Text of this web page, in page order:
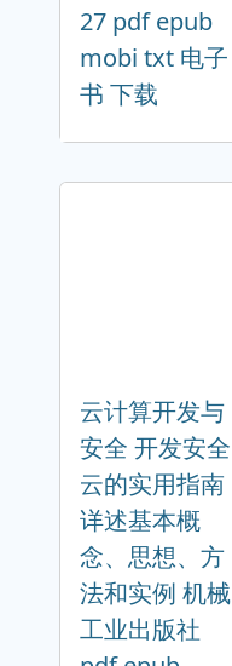
27 pdf epub
mobi txt 电子
书 下载
云计算开发与
安全 开发安全
云的实用指南
详述基本概
念、思想、方
法和实例 机械
工业出版社